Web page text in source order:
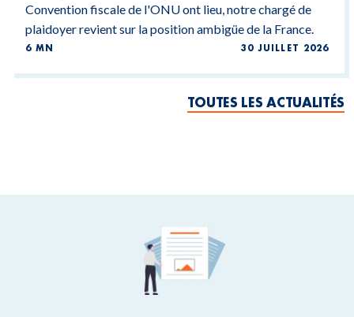
Convention fiscale de l'ONU ont lieu, notre chargé de
plaidoyer revient sur la position ambigüe de la France.
6 MN 30 JUILLET 2026
TOUTES LES ACTUALITÉS